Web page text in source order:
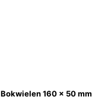
Bokwielen 160 x 50 mm